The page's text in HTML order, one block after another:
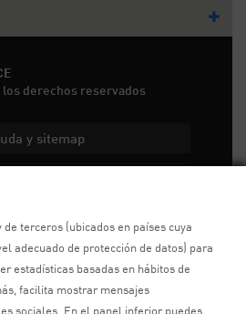
terceros (ubicados en países cuya
adecuado de protección de datos) para
estadísticas basadas en hábitos de
facilita mostrar mensajes
sociales. En el panel inferior puedes
los derechos reservados
y sitemap
de cookies
de venta